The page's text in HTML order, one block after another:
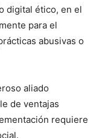
digital ético, en el
para el
abusivas o
aliado
de ventajas
requiere